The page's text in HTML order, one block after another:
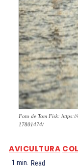
Foto de Tom Fisk:
17801474/
AVICULTURA
1 min. Read